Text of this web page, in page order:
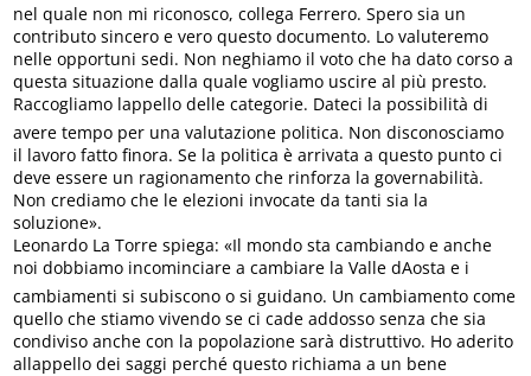
nel quale non mi riconosco, collega Ferrero. Spero sia un
contributo sincero e vero questo documento. Lo valuteremo
nelle opportuni sedi. Non neghiamo il voto che ha dato corso a
questa situazione dalla quale vogliamo uscire al più presto.
Raccogliamo lappello delle categorie. Dateci la possibilità di
avere tempo per una valutazione politica. Non disconosciamo
il lavoro fatto finora. Se la politica è arrivata a questo punto ci
deve essere un ragionamento che rinforza la governabilità.
Non crediamo che le elezioni invocate da tanti sia la
soluzione».
Leonardo La Torre spiega: «Il mondo sta cambiando e anche
noi dobbiamo incominciare a cambiare la Valle dAosta e i
cambiamenti si subiscono o si guidano. Un cambiamento come
quello che stiamo vivendo se ci cade addosso senza che sia
condiviso anche con la popolazione sarà distruttivo. Ho aderito
allappello dei saggi perché questo richiama a un bene